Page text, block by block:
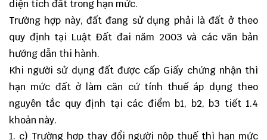
diện tích đất trong hạn mức.
Trường hợp này, đất đang sử dụng phải là đất ở theo
quy định tại Luật Đất đai năm 2003 và các văn bản
hướng dẫn thi hành.
Khi người sử dụng đất được cấp Giấy chứng nhận thì
hạn mức đất ở làm căn cứ tính thuế áp dụng theo
nguyên tắc quy định tại các điểm b1, b2, b3 tiết 1.4
khoản này.
c) Trường hợp thay đổi người nộp thuế thì hạn mức